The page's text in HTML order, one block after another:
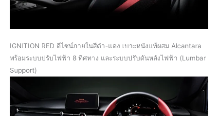
IGNITION RED ดีไซน์ภายในสีดำ-แดง เบาะหนังแท้ผสม Alcantara
พร้อมระบบปรับไฟฟ้า 8 ทิศทาง และระบบปรับดันหลังไฟฟ้า (Lumbar
Support)